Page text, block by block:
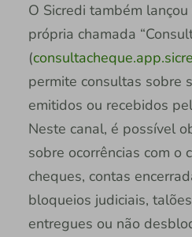
O Sicredi também
própria chamada
(
permite consultas sobre
emitidos ou recebidos
Neste canal, é possível
sobre ocorrências com o
cheques, contas
bloqueios judiciais,
entregues ou não